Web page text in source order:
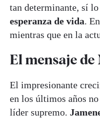
tan determinante, sí lo
esperanza de vida.
mientras que en la
El mensaje
El impresionante
en los últimos años
líder supremo.